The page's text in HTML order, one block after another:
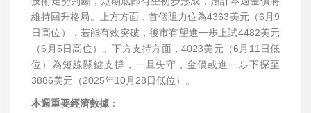
維持回升格局。上方方面，首個阻力位為4363美元（6月9
日高位），若能有效突破，後市有望進一步上試4482美元
（6月5日高位）。下方支持方面，4023美元（6月11日低
位）為短線關鍵支撐，一旦失守，金價或進一步下探至
3886美元（2025年10月28日低位）。
本週重要經濟數據 ：